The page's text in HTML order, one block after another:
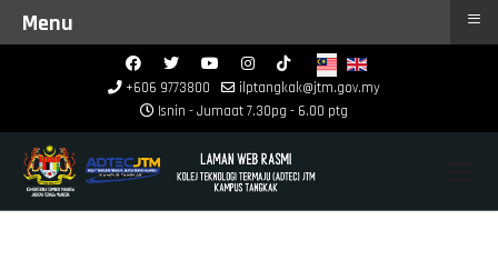
+606 9773800
ilptangkak@jtm.gov.my
Isnin - Jumaat 7.30pg - 6.00 ptg
Menu ≡